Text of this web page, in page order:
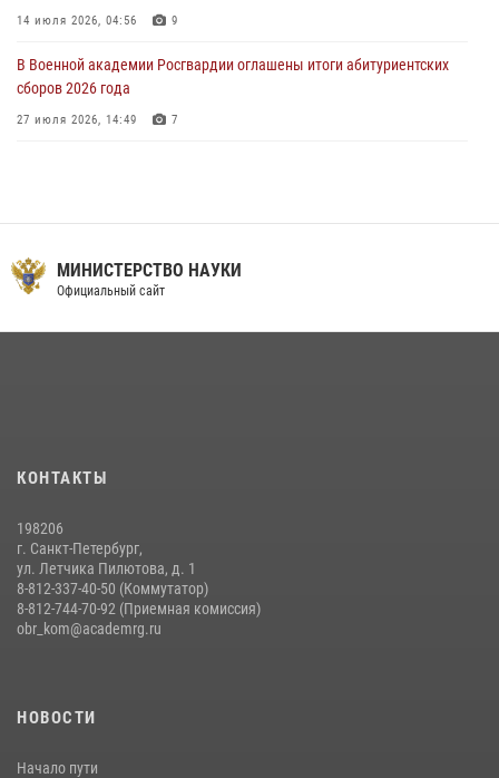
14 июля 2026, 04:56 9
В Военной академии Росгвардии оглашены итоги абитуриентских
сборов 2026 года
27 июля 2026, 14:49 7
14 июля 2026, 14:09 9
МИНИСТЕРСТВО НАУКИ
Официальный сайт
КОНТАКТЫ
198206
г. Санкт-Петербург,
ул. Летчика Пилютова, д. 1
8-812-337-40-50 (Коммутатор)
8-812-744-70-92 (Приемная комиссия)
obr_kom@academrg.ru
НОВОСТИ
Начало пути